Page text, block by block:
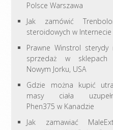
Polsce Warszawa
Jak zamówić
steroidowych w Internecie
Prawne Winstrol sterydy
sprzedaż w
Nowym Jorku, USA
Gdzie można kupić
masy ciała
Phen375 w Kanadzie
Jak zamawiać